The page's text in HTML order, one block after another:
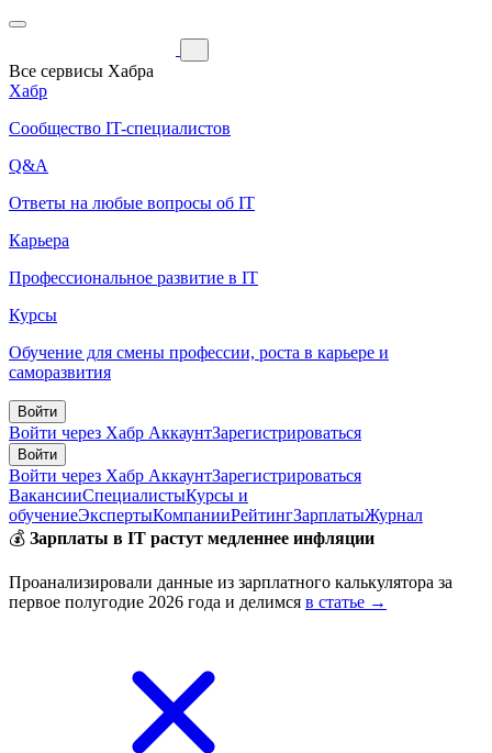
Все сервисы Хабра
Хабр
Сообщество IT-специалистов
Q&A
Ответы на любые вопросы об IT
Карьера
Профессиональное развитие в IT
Курсы
Обучение для смены профессии, роста в карьере и
саморазвития
Войти
Войти через Хабр АккаунтЗарегистрироваться
Войти
Войти через Хабр АккаунтЗарегистрироваться
ВакансииСпециалистыКурсы и
обучениеЭкспертыКомпанииРейтингЗарплатыЖурнал
💰 Зарплаты в IT растут медленнее инфляции
Проанализировали данные из зарплатного калькулятора за
первое полугодие 2026 года и делимся в статье →